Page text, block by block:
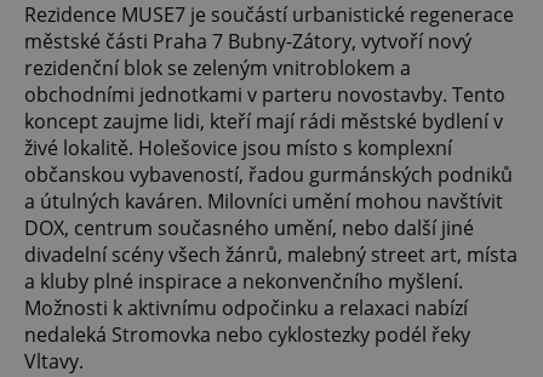
Rezidence MUSE7 je součástí urbanistické regenerace
městské části Praha 7 Bubny-Zátory, vytvoří nový
rezidenční blok se zeleným vnitroblokem a
obchodními jednotkami v parteru novostavby. Tento
koncept zaujme lidi, kteří mají rádi městské bydlení v
živé lokalitě. Holešovice jsou místo s komplexní
občanskou vybaveností, řadou gurmánských podniků
a útulných kaváren. Milovníci umění mohou navštívit
DOX, centrum současného umění, nebo další jiné
divadelní scény všech žánrů, malebný street art, místa
a kluby plné inspirace a nekonvenčního myšlení.
Možnosti k aktivnímu odpočinku a relaxaci nabízí
nedaleká Stromovka nebo cyklostezky podél řeky
Vltavy.